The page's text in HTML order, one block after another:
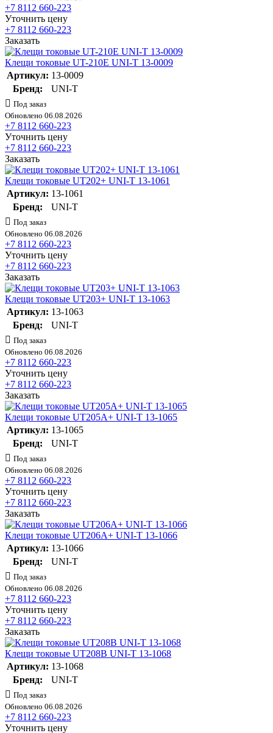
+7 8112 660-223
Уточнить цену
+7 8112 660-223
Заказать
Клещи токовые UT-210E UNI-T 13-0009
Артикул: 13-0009
Бренд:
UNI-T
Под заказ
Обновлено 06.08.2026
+7 8112 660-223
Уточнить цену
+7 8112 660-223
Заказать
Клещи токовые UT202+ UNI-T 13-1061
Артикул: 13-1061
Бренд:
UNI-T
Под заказ
Обновлено 06.08.2026
+7 8112 660-223
Уточнить цену
+7 8112 660-223
Заказать
Клещи токовые UT203+ UNI-T 13-1063
Артикул: 13-1063
Бренд:
UNI-T
Под заказ
Обновлено 06.08.2026
+7 8112 660-223
Уточнить цену
+7 8112 660-223
Заказать
Клещи токовые UT205А+ UNI-T 13-1065
Артикул: 13-1065
Бренд:
UNI-T
Под заказ
Обновлено 06.08.2026
+7 8112 660-223
Уточнить цену
+7 8112 660-223
Заказать
Клещи токовые UT206A+ UNI-T 13-1066
Артикул: 13-1066
Бренд:
UNI-T
Под заказ
Обновлено 06.08.2026
+7 8112 660-223
Уточнить цену
+7 8112 660-223
Заказать
Клещи токовые UT208B UNI-T 13-1068
Артикул: 13-1068
Бренд:
UNI-T
Под заказ
Обновлено 06.08.2026
+7 8112 660-223
Уточнить цену